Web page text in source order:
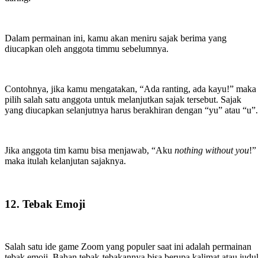
Dalam permainan ini, kamu akan meniru sajak berima yang
diucapkan oleh anggota timmu sebelumnya.
Contohnya, jika kamu mengatakan, “Ada ranting, ada kayu!” maka
pilih salah satu anggota untuk melanjutkan sajak tersebut. Sajak
yang diucapkan selanjutnya harus berakhiran dengan “yu” atau “u”.
Jika anggota tim kamu bisa menjawab, “Aku nothing without you!”
maka itulah kelanjutan sajaknya.
12. Tebak Emoji
Salah satu ide game Zoom yang populer saat ini adalah permainan